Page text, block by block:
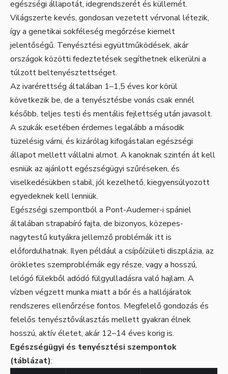
egészségi állapotát, idegrendszerét és küllemét.
Világszerte kevés, gondosan vezetett vérvonal létezik,
így a genetikai sokféleség megőrzése kiemelt
jelentőségű. Tenyésztési együttműködések, akár
országok közötti fedeztetések segíthetnek elkerülni a
túlzott beltenyésztettséget.
Az ivarérettség általában 1–1,5 éves kor körül
következik be, de a tenyésztésbe vonás csak ennél
később, teljes testi és mentális fejlettség után javasolt.
A szukák esetében érdemes legalább a második
tüzelésig várni, és kizárólag kifogástalan egészségi
állapot mellett vállalni almot. A kanoknak szintén át kell
esniük az ajánlott egészségügyi szűréseken, és
viselkedésükben stabil, jól kezelhető, kiegyensúlyozott
egyedeknek kell lenniük.
Egészségi szempontból a Pont-Audemer-i spániel
általában strapabíró fajta, de bizonyos, közepes-
nagytestű kutyákra jellemző problémák itt is
előfordulhatnak. Ilyen például a csípőízületi diszplázia, az
örökletes szemproblémák egy része, vagy a hosszú,
lelógó fülekből adódó fülgyulladásra való hajlam. A
vízben végzett munka miatt a bőr és a hallójáratok
rendszeres ellenőrzése fontos. Megfelelő gondozás és
felelős tenyésztőválasztás mellett gyakran élnek
hosszú, aktív életet, akár 12–14 éves korig is.
Egészségügyi és tenyésztési szempontok
(táblázat):